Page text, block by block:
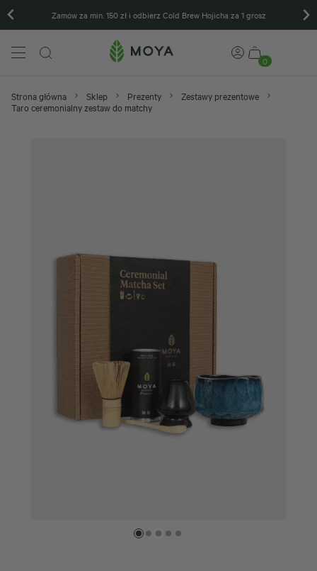
Zamów za min. 150 zł i odbierz Cold Brew Hojicha za 1 grosz
0
Strona główna Sklep Prezenty
Zestawy prezentowe
Taro ceremonialny zestaw do matchy